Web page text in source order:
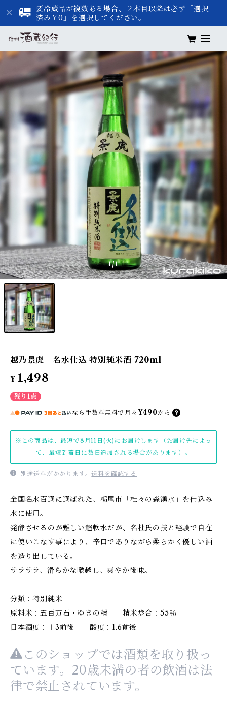
要冷蔵品が複数ある場合、２本目以降は必ず「選択
済み￥0」を選択してください。
1/1
越乃景虎 名水仕込 特別純米酒 720ml
¥ 1,498
残り1点
なら 手数料無料で 月々 ¥490から
※この商品は、最短で8月11日(火)にお届けします（お届け先によっ
て、最短到着日に数日追加される場合があります）。
別途送料がかかります。送料を確認する
全国名水百選に選ばれた、栃尾市「杜々の森湧水」を仕込み
水に使用。
発酵させるのが難しい超軟水だが、名杜氏の技と経験で自在
に使いこなす事により、辛口でありながら柔らかく優しい酒
を造り出している。
サラサラ、滑らかな喉越し、爽やか後味。
分類：特別純米
原料米：五百万石・ゆきの精 精米歩合：55％
日本酒度：＋3前後 酸度：1.6前後
このショップでは酒類を取り扱っ
ています。20歳未満の者の飲酒は法
律で禁止されています。